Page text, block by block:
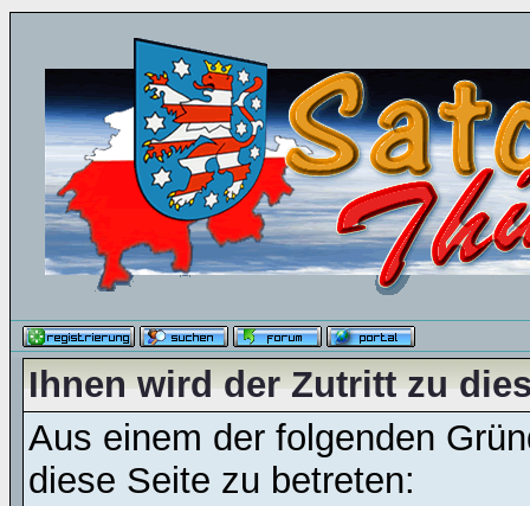
Ihnen wird der Zutritt zu
Aus einem der folgenden
diese Seite zu betreten: